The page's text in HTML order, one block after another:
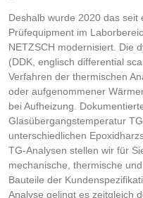
Deshalb wurde 2020 das seit
Prüfequipment im
NETZSCH modernisiert. Die
(DDK, englisch differential
Verfahren der thermischen
oder aufgenommener
bei Aufheizung.
Glasübergangstemperatur
unterschiedlichen
TG-Analysen stellen wir für
mechanische, thermische
Bauteile der
Analyse gelingt es zeitgleich